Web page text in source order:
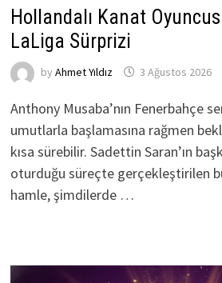
Hollandalı Kanat
LaLiga Sürprizi
by Ahmet Yıldız 3 Ağustos 2026
Anthony Musaba’nın Fenerbahçe
umutlarla başlamasına rağmen
kısa sürebilir. Sadettin Saran’ın
oturduğu süreçte gerçekleştirilen
hamle, şimdilerde …